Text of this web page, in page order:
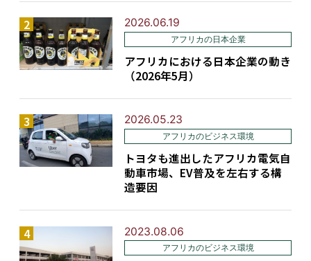
2026.06.19
アフリカの日本企業
アフリカにおける日本企業の動き
（2026年5月）
2026.05.23
アフリカのビジネス環境
トヨタも進出したアフリカ電気自
動車市場、EV普及を左右する構
造要因
2023.08.06
アフリカのビジネス環境